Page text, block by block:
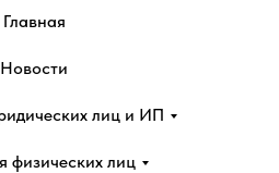
Главная
Новости
лиц и ИП
физических лиц